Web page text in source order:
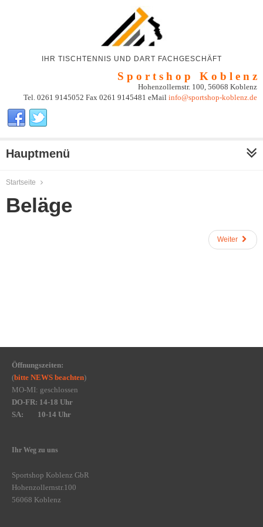
IHR TISCHTENNIS UND DART FACHGESCHÄFT
S p o r t s h o p K o b l e n z
Hohenzollernstr. 100, 56068 Koblenz
Tel. 0261 9145052 Fax 0261 9145481 eMail info@sportshop-koblenz.de
Hauptmenü
Startseite
Beläge
Weiter
Öffnungszeiten:
(bitte NEWS beachten)
MO-MI: geschlossen
DO-FR: 14-18 Uhr
SA: 10-14 Uhr
Ihr Weg zu uns
Sportshop Koblenz GbR
Hohenzollernstr.100
56068 Koblenz